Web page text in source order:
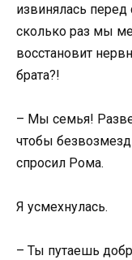
извинялась
сколько раз мы
восстановит
брата?!
– Мы семья! Разве
чтобы
спросил Рома.
Я усмехнулась.
– Ты путаешь